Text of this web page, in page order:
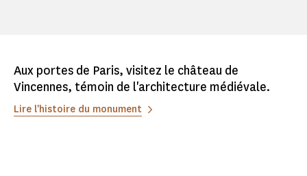
Aux portes de Paris, visitez le château de
Vincennes, témoin de l'architecture médiévale.
Lire l'histoire du monument